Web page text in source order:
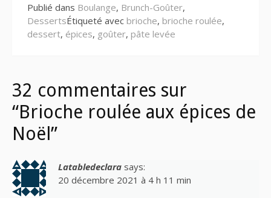
Publié dans Boulange, Brunch-Goûter,
DessertsÉtiqueté avec brioche, brioche roulée,
dessert, épices, goûter, pâte levée
32 commentaires sur
“Brioche roulée aux épices de
Noël”
Latabledeclara says:
20 décembre 2021 à 4 h 11 min